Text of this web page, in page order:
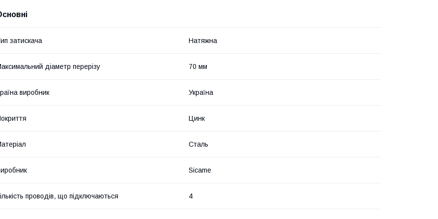
затискача Натяжна
діаметр перерізу 70 мм
виробник Україна
Цинк
Сталь
Sicame
проводів, що підключаються 4